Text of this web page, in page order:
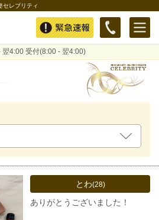
セレブリティ
緊急速報
翌4:00 受付(8:00 - 翌4:00)
とわ(28)
ありがとうございました！